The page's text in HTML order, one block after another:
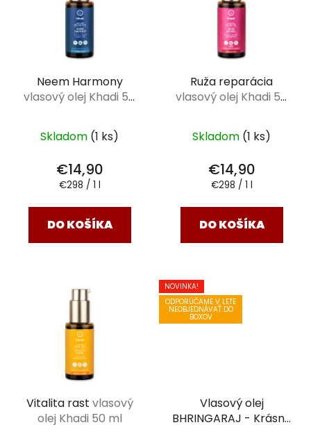
Neem Harmony
vlasový olej Khadi 50
Skladom (1 ks)
€14,90
Jednotková
€298 / 1 l
DO KOŠÍKA
Ruža reparácia
vlasový olej Khadi 50
Skladom (1 ks)
€14,90
Jednotková
€298 / 1 l
DO KOŠÍKA
Vitalita rast vlasový
olej Khadi 50 ml
NOVINKA!
ODPORÚČAME V LETE
NEOBJEDNÁVAŤ DO
BOXOV
Vlasový olej
BHRINGARAJ - Krásne